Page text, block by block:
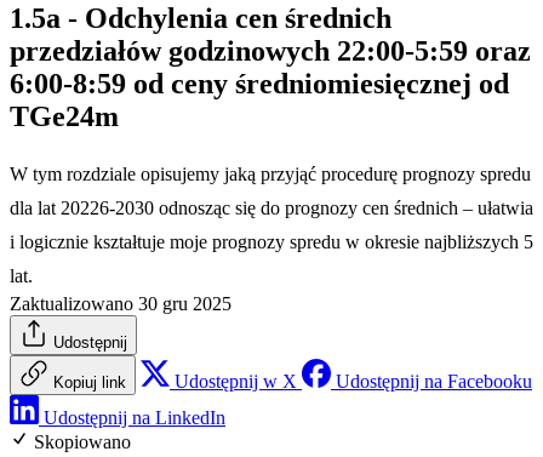
1.5a - Odchylenia cen średnich
przedziałów godzinowych 22:00-5:59 oraz
6:00-8:59 od ceny średniomiesięcznej od
TGe24m
W tym rozdziale opisujemy jaką przyjąć procedurę prognozy spredu
dla lat 20226-2030 odnosząc się do prognozy cen średnich – ułatwia
i logicznie kształtuje moje prognozy spredu w okresie najbliższych 5
lat.
Zaktualizowano 30 gru 2025
Udostępnij
Kopiuj link Udostępnij w X
Udostępnij na Facebooku
Udostępnij na LinkedIn
Skopiowano